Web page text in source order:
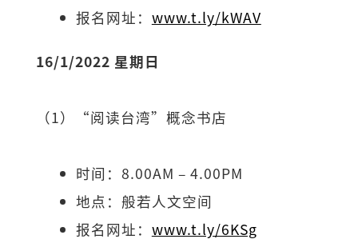
报名网址： www.t.ly/kWAV
16/1/2022 星期日
（1）“阅读台湾”概念书店
时间：8.00AM – 4.00PM
地点：般若人文空间
报名网址： www.t.ly/6KSg